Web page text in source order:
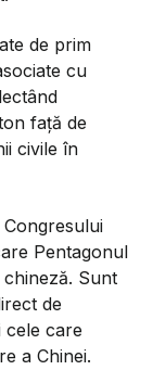
de prim
cu
față de
civile în
Pentagonul
Sunt
de
cele care
a Chinei.